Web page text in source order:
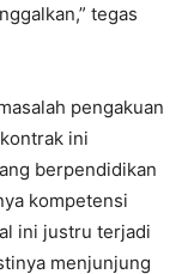
tegas
pengakuan
ini
berpendidikan
kompetensi
ini justru terjadi
menjunjung